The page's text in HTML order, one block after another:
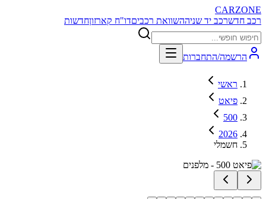
CARZONE
רכב חדשרכב יד שניההשוואת רכביםדו"ח קארזוןחדשות
הרשמה/התחברות
ראשי
פיאט
500
2026
חשמלי